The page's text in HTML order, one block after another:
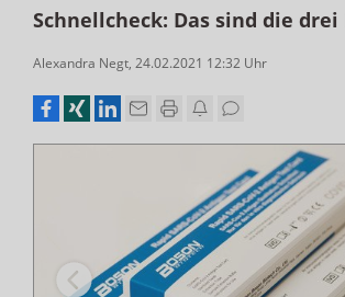
Schnellcheck: Das sind die
Alexandra Negt, 24.02.2021 12:32 Uhr